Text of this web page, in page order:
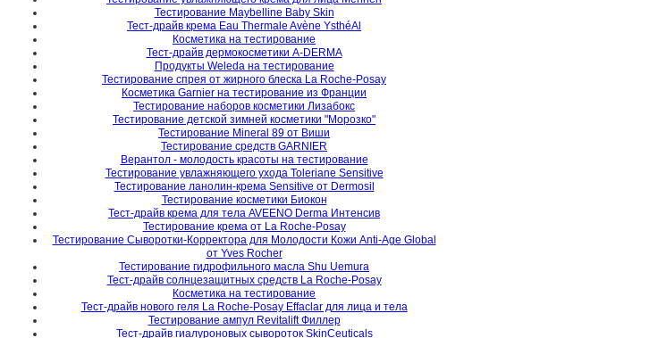
Тестирование Maybelline Baby Skin
Тест-драйв крема Eau Thermale Avène YsthéАl
Косметика на тестирование
Тест-драйв дермокосметики A-DERMA
Продукты Weleda на тестирование
Тестирование спрея от жирного блеска La Roche-Posay
Косметика Garnier на тестирование из Франции
Тестирование наборов косметики Лизабокс
Тестирование детской зимней косметики "Морозко"
Тестирование Mineral 89 от Виши
Тестирование средств GARNIER
Верантол - молодость красоты на тестирование
Тестирование увлажняющего ухода Toleriane Sensitive
Тестирование ланолин-крема Sensitive от Dermosil
Тестирование косметики Биокон
Тест-драйв крема для тела AVEENO Derma Интенсив
Тестирование крема от La Roche-Posay
Тестирование Сыворотки-Корректора для Молодости Кожи Anti-Age Global
от Yves Rocher
Тестирование гидрофильного масла Shu Uemura
Тест-драйв солнцезащитных средств La Roche-Posay
Косметика на тестирование
Тест-драйв нового геля La Roche-Posay Effaclar для лица и тела
Тестирование ампул Revitalift Филлер
Тест-драйв гиалуроновых сывороток SkinCeuticals